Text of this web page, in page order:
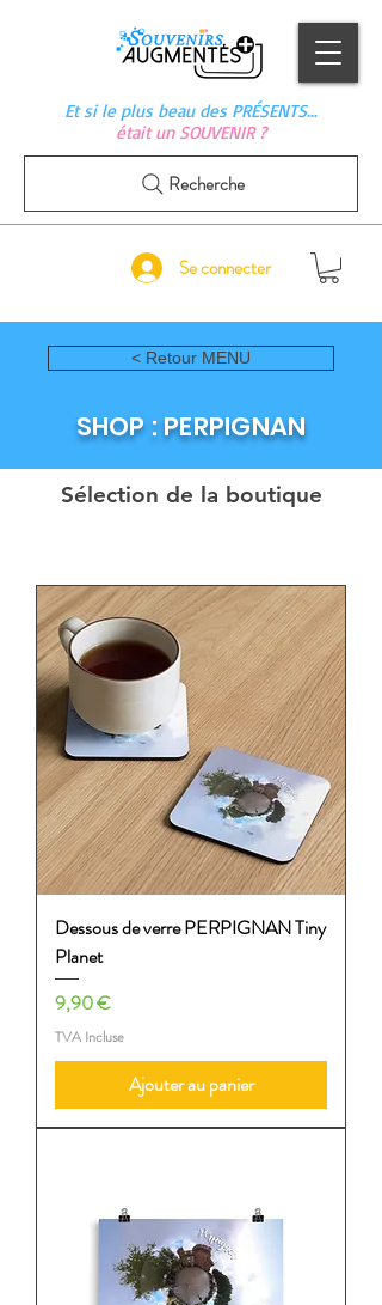
Et si le plus beau des PRÉSENTS…
était un SOUVENIR ?
Se connecter
Recherche
< Retour MENU
SHOP : PERPIGNAN
Sélection de la boutique
Dessous de verre PERPIGNAN Tiny
Planet
Prix
9,90 €
TVA Incluse
Ajouter au panier